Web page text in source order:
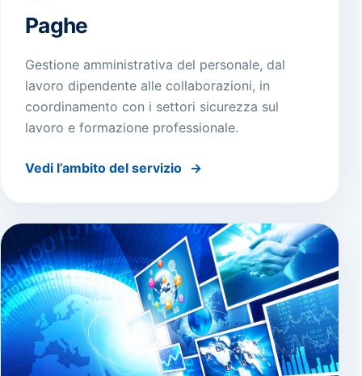
Paghe
Gestione amministrativa del personale, dal
lavoro dipendente alle collaborazioni, in
coordinamento con i settori sicurezza sul
lavoro e formazione professionale.
Vedi l’ambito del servizio →